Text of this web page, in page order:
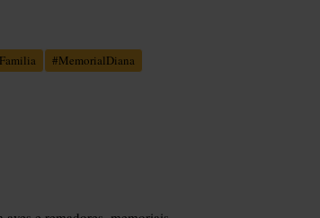
Familia #MemorialDiana